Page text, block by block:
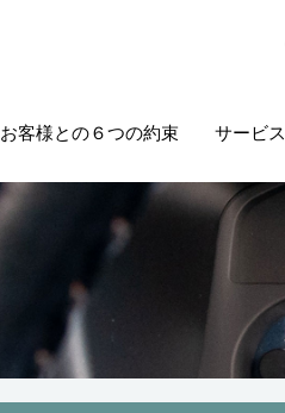
お客様との６つの約束 サービス